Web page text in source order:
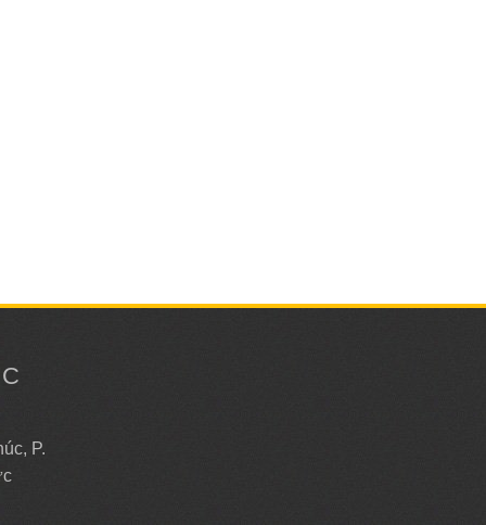
P.